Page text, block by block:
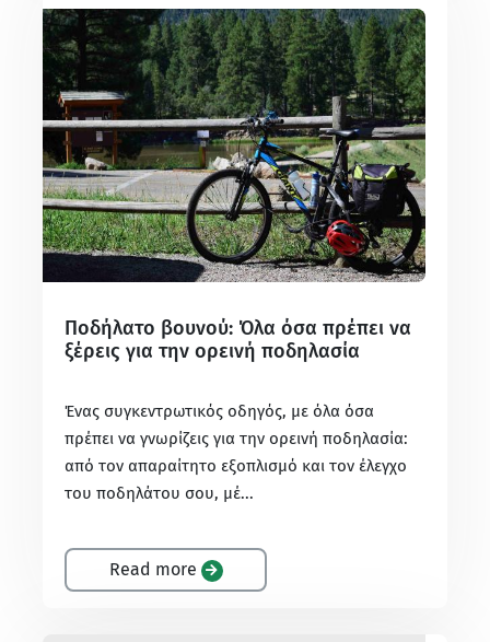
Ποδήλατο βουνού: Όλα όσα πρέπει να
ξέρεις για την ορεινή ποδηλασία
Ένας συγκεντρωτικός οδηγός, με όλα όσα
πρέπει να γνωρίζεις για την ορεινή ποδηλασία:
από τον απαραίτητο εξοπλισμό και τον έλεγχο
του ποδηλάτου σου, μέ...
Read more